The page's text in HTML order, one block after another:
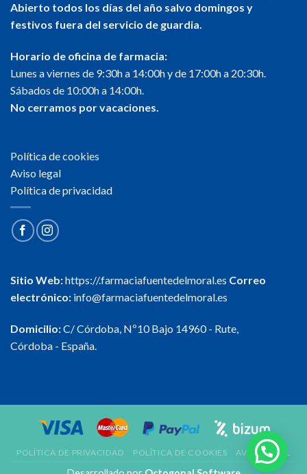
Abierto todos los días del año salvo domingos y
festivos fuera del servicio de guardia.
Horario de oficina de farmacia:
Lunes a viernes de 9:30h a 14:00h y de 17:00h a 20:30h.
Sábados de 10:00h a 14:00h.
No cerramos por vacaciones.
Política de cookies
Aviso legal
Política de privacidad
Sitio Web:https://.farmaciafuentedelmoral.es Correo
electrónico: info@farmaciafuentedelmoral.es
Domicilio:C/ Córdoba, Nº10 Bajo 14960 - Rute,
Córdoba - España.
POLÍTICA DE PRIVACIDAD POLÍTICA DE COOKIES AVISO LEGAL